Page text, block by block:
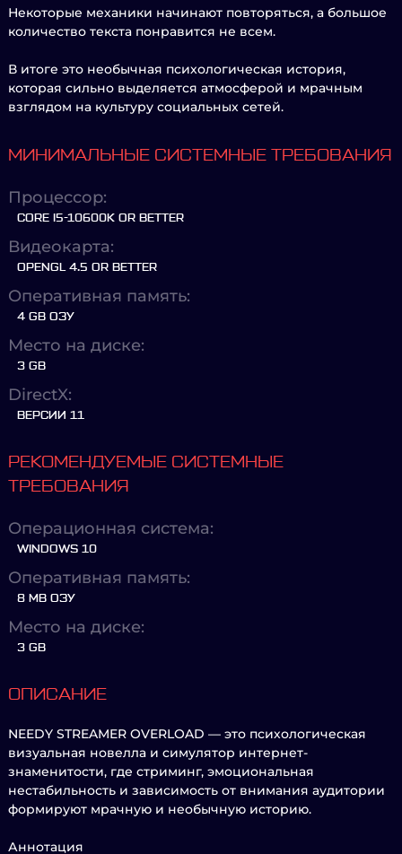
Некоторые механики начинают повторяться, а большое
количество текста понравится не всем.
В итоге это необычная психологическая история,
которая сильно выделяется атмосферой и мрачным
взглядом на культуру социальных сетей.
МИНИМАЛЬНЫЕ СИСТЕМНЫЕ ТРЕБОВАНИЯ
Процессор:
CORE I5-10600K OR BETTER
Видеокарта:
OPENGL 4.5 OR BETTER
Оперативная память:
4 GB ОЗУ
Место на диске:
3 GB
DirectX:
ВЕРСИИ 11
РЕКОМЕНДУЕМЫЕ СИСТЕМНЫЕ
ТРЕБОВАНИЯ
Операционная система:
WINDOWS 10
Оперативная память:
8 MB ОЗУ
Место на диске:
3 GB
ОПИСАНИЕ
NEEDY STREAMER OVERLOAD — это психологическая
визуальная новелла и симулятор интернет-
знаменитости, где стриминг, эмоциональная
нестабильность и зависимость от внимания аудитории
формируют мрачную и необычную историю.
Аннотация